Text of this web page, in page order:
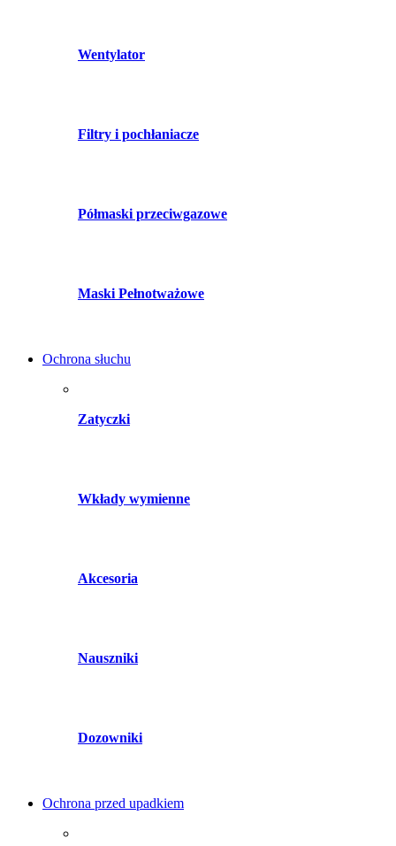
Wentylator
Filtry i pochłaniacze
Półmaski przeciwgazowe
Maski Pełnotważowe
Ochrona słuchu
Zatyczki
Wkłady wymienne
Akcesoria
Nauszniki
Dozowniki
Ochrona przed upadkiem